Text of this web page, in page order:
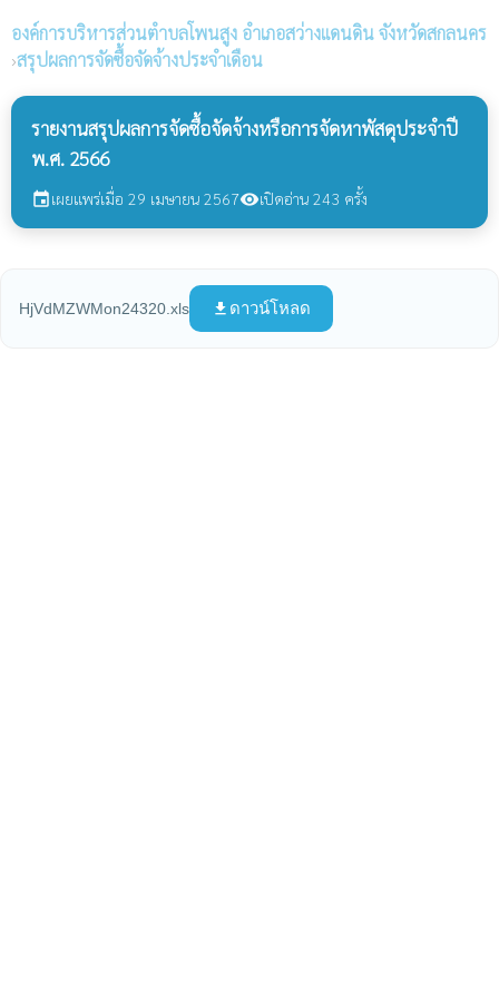
องค์การบริหารส่วนตำบลโพนสูง อำเภอสว่างแดนดิน จังหวัดสกลนคร
›สรุปผลการจัดซื้อจัดจ้างประจำเดือน
รายงานสรุปผลการจัดซื้อจัดจ้างหรือการจัดหาพัสดุประจำปี
พ.ศ. 2566
eventเผยแพร่เมื่อ 29 เมษายน 2567visibilityเปิดอ่าน 243 ครั้ง
HjVdMZWMon24320.xls file_download ดาวน์โหลด